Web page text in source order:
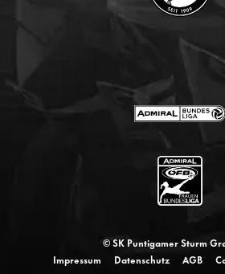
© SK Puntigamer Sturm
Impressum
Datenschutz AGB